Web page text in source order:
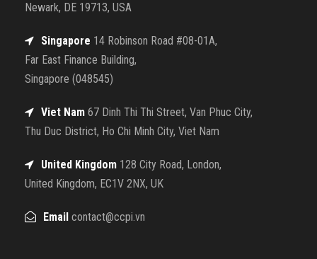
Newark, DE 19713, USA
Singapore 14 Robinson Road #08-01A,
Far East Finance Building,
Singapore (048545)
Viet Nam 67 Dinh Thi Thi Street, Van Phuc City,
Thu Duc District, Ho Chi Minh City, Viet Nam
United Kingdom 128 City Road, London,
United Kingdom, EC1V 2NX, UK
Email contact@ccpi.vn